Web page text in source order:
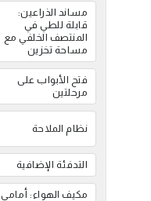
مساند الذراعين:
قابلة للطي في
المنتصف الخلفي مع
مساحة تخزين
فتح الأبواب على
مرحلتين
نظام الملاحة
التدفئة الإضافية
مكيف الهواء: أمامي